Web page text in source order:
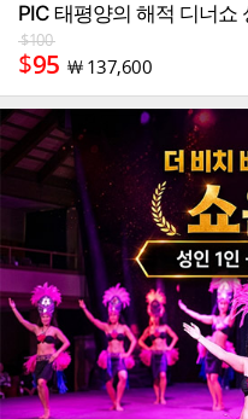
PIC 태평양의 해적 디너쇼
$100
$95 ￦ 137,600